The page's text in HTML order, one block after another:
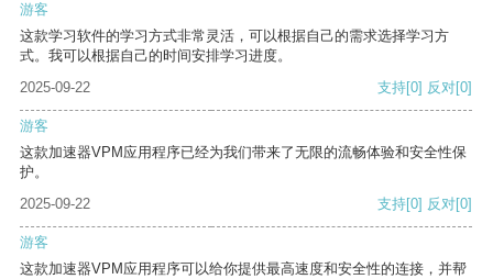
游客
这款学习软件的学习方式非常灵活，可以根据自己的需求选择学习方
式。我可以根据自己的时间安排学习进度。
2025-09-22
支持[0] 反对[0]
游客
这款加速器VPM应用程序已经为我们带来了无限的流畅体验和安全性保
护。
2025-09-22
支持[0] 反对[0]
游客
这款加速器VPM应用程序可以给你提供最高速度和安全性的连接，并帮